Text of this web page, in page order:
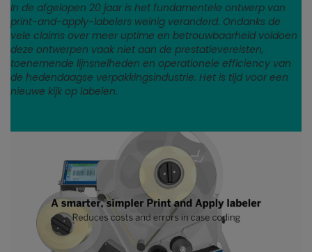
In de afgelopen 20 jaar is het fundamentele ontwerp van
print-and-apply-labelers weinig veranderd. Ondanks de
vele claims over meer uptime en betrouwbaarheid voldoen
deze ontwerpen vaak niet aan de prestatievereisten,
toenemende lijnsnelheden en operationele efficiency van
de hedendaagse verpakkingsindustrie. Het is tijd voor een
nieuwe kijk op labelen.